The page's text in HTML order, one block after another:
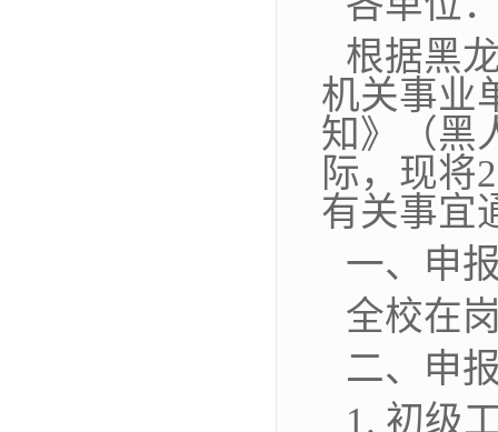
根据黑
机关事业
知》（黑
际，现将
有关事宜
一、申
全校在
二、申
1. 初级